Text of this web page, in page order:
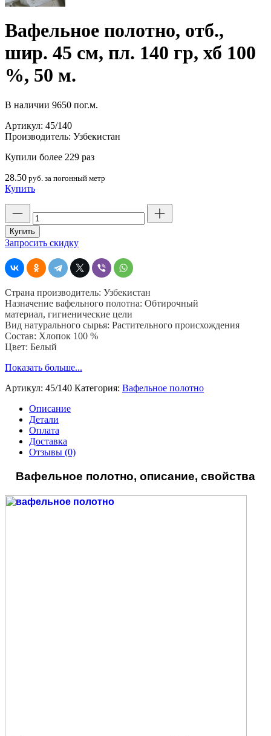
Вафельное полотно, отб.,
шир. 45 см, пл. 140 гр, хб 100
%, 50 м.
В наличии 9650 пог.м.
Артикул: 45/140
Производитель: Узбекистан
Купили более 229 раз
28.50 руб. за погонный метр
Купить
товара
Вафельное
полотно,
шир.
45
пл.
140
гр,
хб
100
%,
м.
Купить
Запросить скидку
Страна производитель: Узбекистан
Назначение вафельного полотна: Обтирочный
материал, гигиенические цели
Вид натурального сырья: Растительного происхождения
Состав: Хлопок 100 %
Цвет: Белый
Показать больше...
Артикул: 45/140 Категория: Вафельное полотно
Описание
Детали
Оплата
Доставка
Отзывы (0)
Вафельное полотно, описание, свойства